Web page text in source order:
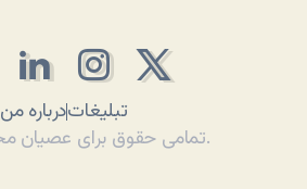
درباره منتبلیغات
تمامی حقوق برای عصیان محفوظ است.